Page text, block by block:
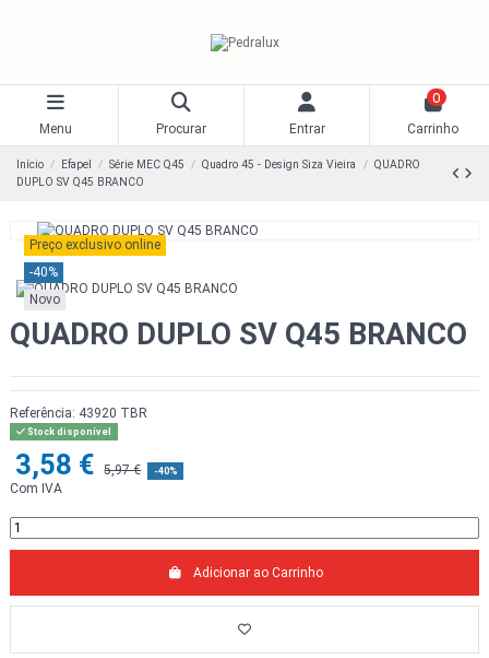
Menu Procurar Entrar
0
Carrinho
Início Efapel Série MEC Q45 Quadro 45 - Design Siza Vieira
QUADRO
DUPLO SV Q45 BRANCO
Preço exclusivo online
-40%
Novo
QUADRO DUPLO SV Q45 BRANCO
Referência: 43920 TBR
Stock disponível
3,58 € 5,97 € -40%
Com IVA
Adicionar ao Carrinho